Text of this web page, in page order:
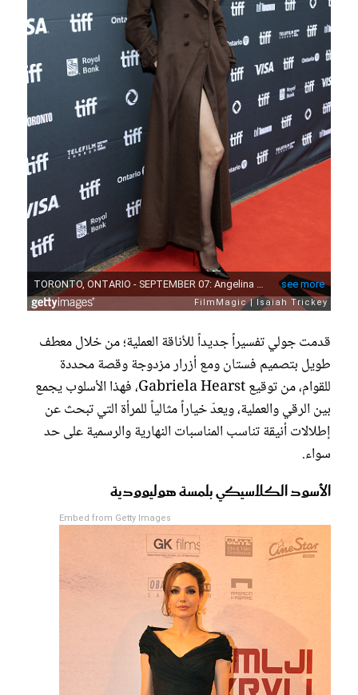
قدمت جولي تفسيراً جديداً للأناقة العملية؛ من خلال معطف
طويل بتصميم فستان ومع أزرار مزدوجة وقصة محددة
للقوام، من توقيع Gabriela Hearst، فهذا الأسلوب يجمع
بين الرقي والعملية، ويعدّ خياراً مثالياً للمرأة التي تبحث عن
إطلالات أنيقة تناسب المناسبات النهارية والرسمية على حد
سواء.
الأسود الكلاسيكي بلمسة هوليوودية
Embed from Getty Images